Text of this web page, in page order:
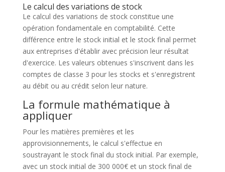
Le calcul des variations de stock
Le calcul des variations de stock constitue une
opération fondamentale en comptabilité. Cette
différence entre le stock initial et le stock final permet
aux entreprises d'établir avec précision leur résultat
d'exercice. Les valeurs obtenues s'inscrivent dans les
comptes de classe 3 pour les stocks et s'enregistrent
au débit ou au crédit selon leur nature.
La formule mathématique à
appliquer
Pour les matières premières et les
approvisionnements, le calcul s'effectue en
soustrayant le stock final du stock initial. Par exemple,
avec un stock initial de 300 000€ et un stock final de